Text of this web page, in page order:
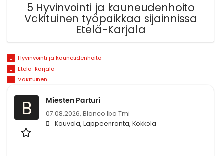
5 Hyvinvointi ja kauneudenhoito
Vakituinen työpaikkaa sijainnissa
Etelä-Karjala
Hyvinvointi ja kauneudenhoito
Etelä-Karjala
Vakituinen
B Miesten Parturi
07.08.2026, Blanco lbo Tmi
Kouvola, Lappeenranta, Kokkola